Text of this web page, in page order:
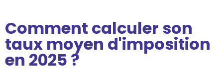
Comment calculer son
taux moyen d'imposition
en 2025 ?